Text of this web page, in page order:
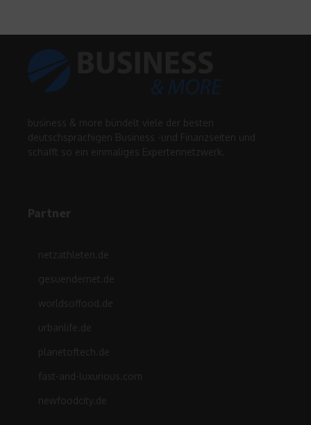
business & more bündelt viele der besten
deutschsprachigen Business -und Finanzseiten und
schafft so ein einmaliges Expertennetzwerk.
Partner
netzathleten.de
gesuendernet.de
worldsoffood.de
urbanlife.de
planetoftech.de
fast-and-luxurious.com
newfoodcity.de